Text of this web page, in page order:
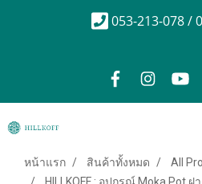
053-213-078 /
หน้าแรก สินค้าทั้งหมด
All